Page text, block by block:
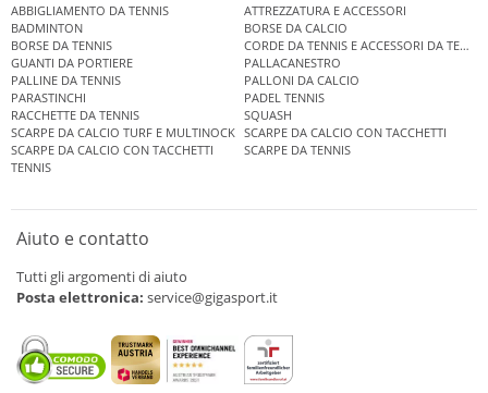
ABBIGLIAMENTO DA TENNIS
ATTREZZATURA E ACCESSORI
BADMINTON
BORSE DA CALCIO
BORSE DA TENNIS
CORDE DA TENNIS E ACCESSORI DA TENNIS
GUANTI DA PORTIERE
PALLACANESTRO
PALLINE DA TENNIS
PALLONI DA CALCIO
PARASTINCHI
PADEL TENNIS
RACCHETTE DA TENNIS
SQUASH
SCARPE DA CALCIO TURF E MULTINOCK SCARPE DA CALCIO CON TACCHETTI
SCARPE DA CALCIO CON TACCHETTI
SCARPE DA TENNIS
TENNIS
Aiuto e contatto
Tutti gli argomenti di aiuto
Posta elettronica: service@gigasport.it